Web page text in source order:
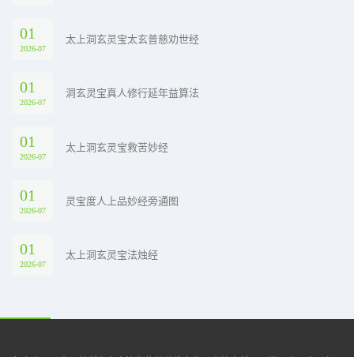
01
2026-07
太上洞玄灵宝太玄普慈劝世经
01
2026-07
洞玄灵宝真人修行延年益算法
01
2026-07
太上洞玄灵宝救苦妙经
01
2026-07
灵宝度人上品妙经旁通图
01
2026-07
太上洞玄灵宝法烛经